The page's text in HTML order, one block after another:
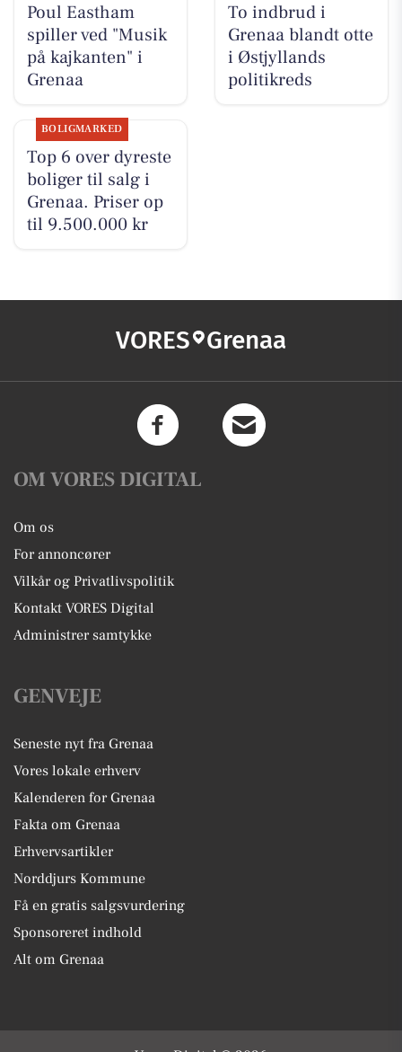
Poul Eastham
spiller ved "Musik
på kajkanten" i
Grenaa
To indbrud i
Grenaa blandt otte
i Østjyllands
politikreds
BOLIGMARKED
Top 6 over dyreste
boliger til salg i
Grenaa. Priser op
til 9.500.000 kr
VORES Grenaa
OM VORES DIGITAL
Om os
For annoncører
Vilkår og Privatlivspolitik
Kontakt VORES Digital
Administrer samtykke
GENVEJE
Seneste nyt fra Grenaa
Vores lokale erhverv
Kalenderen for Grenaa
Fakta om Grenaa
Erhvervsartikler
Norddjurs Kommune
Få en gratis salgsvurdering
Sponsoreret indhold
Alt om Grenaa